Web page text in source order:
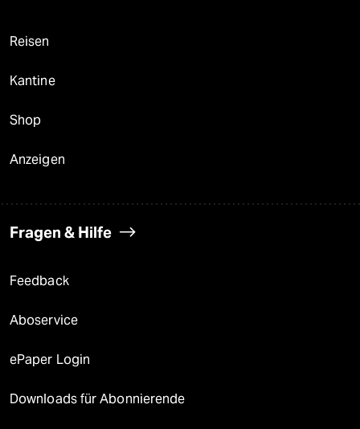
Reisen
Kantine
Shop
Anzeigen
Fragen & Hilfe
Feedback
Aboservice
ePaper Login
Downloads für Abonnierende